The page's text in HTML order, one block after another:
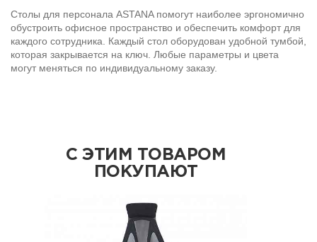
Столы для персонала ASTANA помогут наиболее эргономично
обустроить офисное пространство и обеспечить комфорт для
каждого сотрудника. Каждый стол оборудован удобной тумбой,
которая закрывается на ключ. Любые параметры и цвета
могут меняться по индивидуальному заказу.
С ЭТИМ ТОВАРОМ
ПОКУПАЮТ